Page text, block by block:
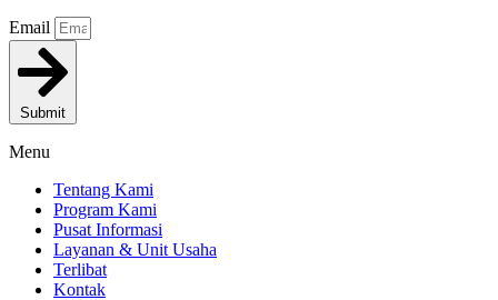
Email
Submit
Menu
Tentang Kami
Program Kami
Pusat Informasi
Layanan & Unit Usaha
Terlibat
Kontak